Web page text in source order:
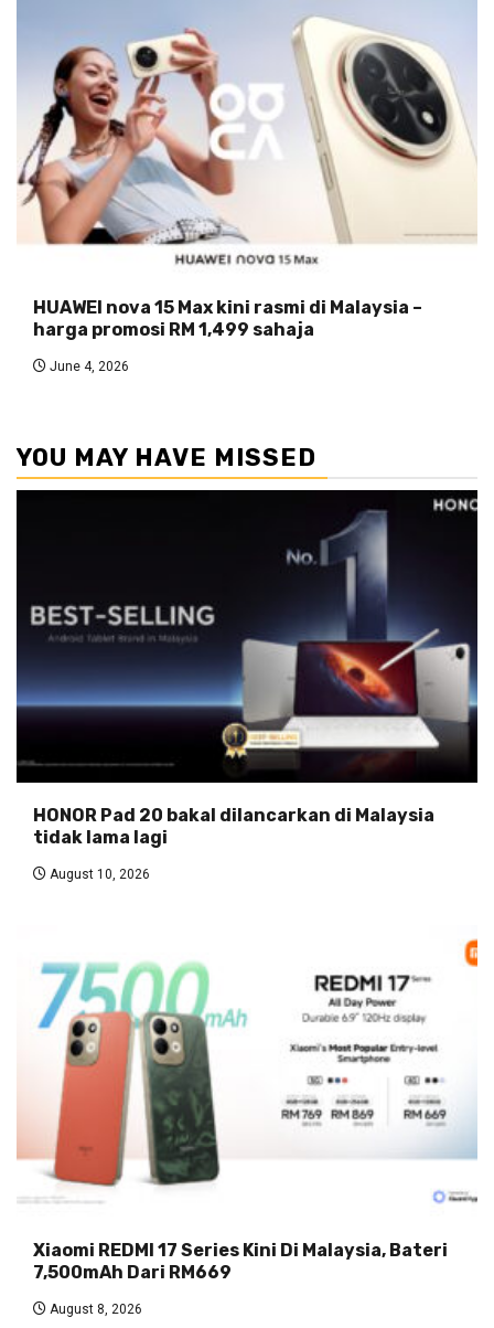
HUAWEI nova 15 Max kini rasmi di Malaysia –
harga promosi RM 1,499 sahaja
June 4, 2026
YOU MAY HAVE MISSED
HONOR Pad 20 bakal dilancarkan di Malaysia
tidak lama lagi
August 10, 2026
Xiaomi REDMI 17 Series Kini Di Malaysia, Bateri
7,500mAh Dari RM669
August 8, 2026